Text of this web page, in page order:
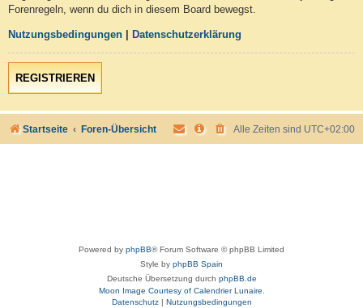
Forenregeln, wenn du dich in diesem Board bewegst.
Nutzungsbedingungen Datenschutzerklärung
REGISTRIEREN
Startseite Foren-Übersicht Alle Zeiten sind UTC+02:00
Powered by phpBB® Forum Software © phpBB Limited
Style by phpBB Spain
Deutsche Übersetzung durch phpBB.de
Moon Image Courtesy of Calendrier Lunaire.
Datenschutz| Nutzungsbedingungen